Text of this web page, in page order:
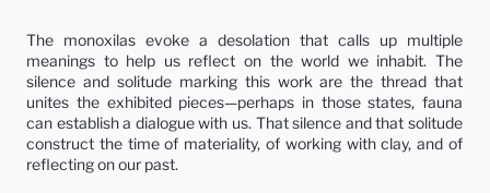
The monoxilas evoke a desolation that calls up multiple
meanings to help us reflect on the world we inhabit. The
silence and solitude marking this work are the thread that
unites the exhibited pieces—perhaps in those states, fauna
can establish a dialogue with us. That silence and that solitude
construct the time of materiality, of working with clay, and of
reflecting on our past.